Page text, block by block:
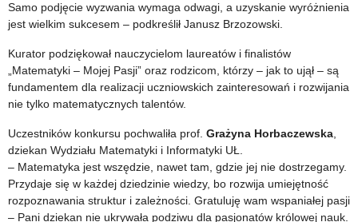
Samo podjęcie wyzwania wymaga odwagi, a uzyskanie wyróżnienia
jest wielkim sukcesem – podkreślił Janusz Brzozowski.
Kurator podziękował nauczycielom laureatów i finalistów
„Matematyki – Mojej Pasji” oraz rodzicom, którzy – jak to ujął – są
fundamentem dla realizacji uczniowskich zainteresowań i rozwijania
nie tylko matematycznych talentów.
Uczestników konkursu pochwaliła prof. Grażyna Horbaczewska
dziekan Wydziału Matematyki i Informatyki UŁ.
– Matematyka jest wszędzie, nawet tam, gdzie jej nie dostrzegamy.
Przydaje się w każdej dziedzinie wiedzy, bo rozwija umiejętność
rozpoznawania struktur i zależności. Gratuluję wam wspaniałej pasji
– Pani dziekan nie ukrywała podziwu dla pasjonatów królowej nauk.